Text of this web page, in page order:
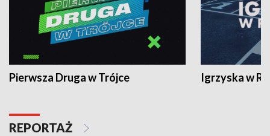
Pierwsza Druga w Trójce Igrzyska w
REPORTAŻ